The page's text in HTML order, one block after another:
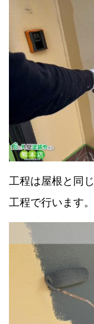
工程は屋根と同
工程で行います。